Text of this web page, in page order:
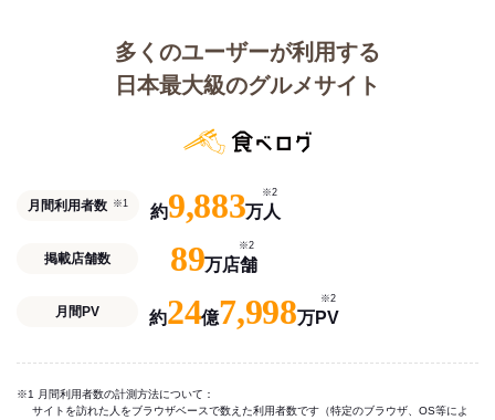
多くのユーザーが利用する
日本最大級のグルメサイト
月間利用者数 ※1 約9,883万人
※2
掲載店舗数 89万店舗
※2
月間PV 約24億7,998万PV
※2
※1 月間利用者数の計測方法について：
サイトを訪れた人をブラウザベースで数えた利用者数です（特定のブラウザ、OS等によ